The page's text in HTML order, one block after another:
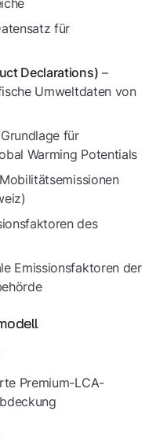
für
Declarations) –
Umweltdaten von
für
Warming Potentials
des
Emissionsfaktoren der
Premium-LCA-